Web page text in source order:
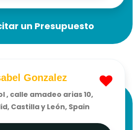
un Presupuesto
Gonzalez
, calle amadeo arias 10,
Castilla y León, Spain